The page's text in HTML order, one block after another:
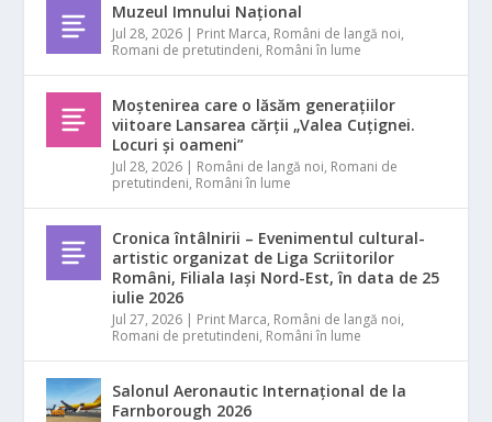
Muzeul Imnului Național
Jul 28, 2026 | Print Marca, Români de langă noi,
Romani de pretutindeni, Români în lume
Moștenirea care o lăsăm generațiilor
viitoare Lansarea cărții „Valea Cuțignei.
Locuri și oameni”
Jul 28, 2026 | Români de langă noi, Romani de
pretutindeni, Români în lume
Cronica întâlnirii – Evenimentul cultural-
artistic organizat de Liga Scriitorilor
Români, Filiala Iași Nord-Est, în data de 25
iulie 2026
Jul 27, 2026 | Print Marca, Români de langă noi,
Romani de pretutindeni, Români în lume
Salonul Aeronautic Internațional de la
Farnborough 2026